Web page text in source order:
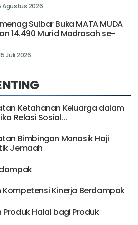
Agustus 2026
Sulbar Buka MATA MUDA
14.490 Murid Madrasah se-
Juli 2026
Ketahanan Keluarga dalam
Relasi Sosial...
Bimbingan Manasik Haji
Jemaah
Kinerja Berdampak
Produk Halal bagi Produk